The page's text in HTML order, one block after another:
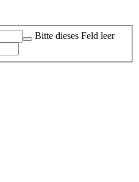
Bitte dieses Feld leer